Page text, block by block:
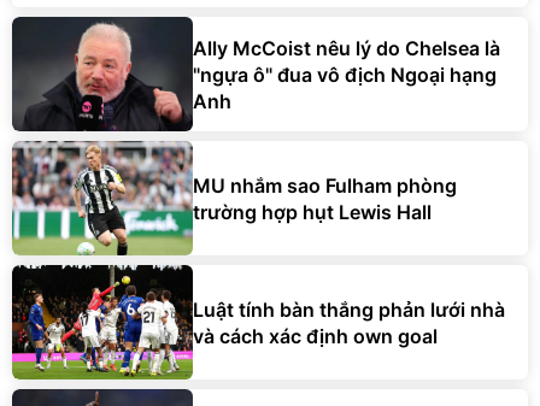
Ally McCoist nêu lý do Chelsea là
"ngựa ô" đua vô địch Ngoại hạng
Anh
MU nhắm sao Fulham phòng
trường hợp hụt Lewis Hall
Luật tính bàn thắng phản lưới nhà
và cách xác định own goal